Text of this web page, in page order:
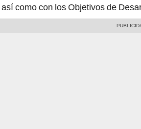
como con los Objetivos de